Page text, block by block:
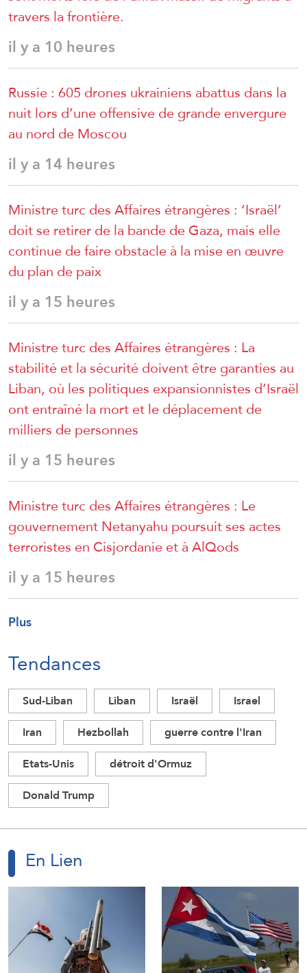
travers la frontière.
il y a 10 heures
Russie : 605 drones ukrainiens abattus dans la
nuit lors d’une offensive de grande envergure
au nord de Moscou
il y a 14 heures
Ministre turc des Affaires étrangères : ‘Israël’
doit se retirer de la bande de Gaza, mais elle
continue de faire obstacle à la mise en œuvre
du plan de paix
il y a 15 heures
Ministre turc des Affaires étrangères : La
stabilité et la sécurité doivent être garanties au
Liban, où les politiques expansionnistes d’Israël
ont entraîné la mort et le déplacement de
milliers de personnes
il y a 15 heures
Ministre turc des Affaires étrangères : Le
gouvernement Netanyahu poursuit ses actes
terroristes en Cisjordanie et à AlQods
il y a 15 heures
Plus
Tendances
Sud-Liban Liban Israël
Israel
Iran
Hezbollah
guerre contre l'Iran
Etats-Unis
détroit d'Ormuz
Donald Trump
En Lien